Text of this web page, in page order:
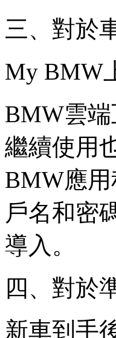
三、對
My BMW
BMW雲
繼續使用
BMW應
戶名和密
導入。
四、對
新車到手